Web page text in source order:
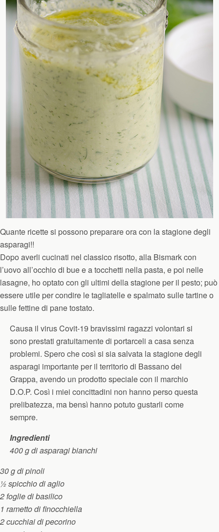
Quante ricette si possono preparare ora con la stagione degli
asparagi!!
Dopo averli cucinati nel classico risotto, alla Bismark con
l’uovo all’occhio di bue e a tocchetti nella pasta, e poi nelle
lasagne, ho optato con gli ultimi della stagione per il pesto; può
essere utile per condire le tagliatelle e spalmato sulle tartine o
sulle fettine di pane tostato.
Causa il virus Covit-19 bravissimi ragazzi volontari si
sono prestati gratuitamente di portarceli a casa senza
problemi. Spero che così si sia salvata la stagione degli
asparagi importante per il territorio di Bassano del
Grappa, avendo un prodotto speciale con il marchio
D.O.P. Così i miei concittadini non hanno perso questa
prelibatezza, ma bensì hanno potuto gustarli come
sempre.
Ingredienti
400 g di asparagi bianchi
30 g di pinoli
½ spicchio di aglio
2 foglie di basilico
1 rametto di finocchiella
2 cucchiai di pecorino